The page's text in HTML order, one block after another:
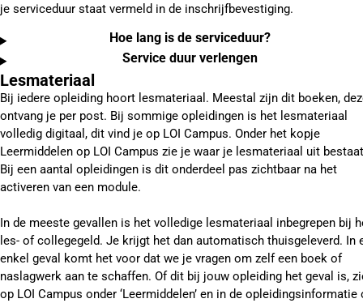
je serviceduur staat vermeld in de inschrijfbevestiging.
Hoe lang is de serviceduur?
Service duur verlengen
Lesmateriaal
Bij iedere opleiding hoort lesmateriaal. Meestal zijn dit boeken,
ontvang je per post. Bij sommige opleidingen is het lesmateriaal
volledig digitaal, dit vind je op LOI Campus. Onder het kopje
Leermiddelen op LOI Campus zie je waar je lesmateriaal uit
Bij een aantal opleidingen is dit onderdeel pas zichtbaar na het
activeren van een module.
In de meeste gevallen is het volledige lesmateriaal inbegrepen bij
les- of collegegeld. Je krijgt het dan automatisch thuisgeleverd. In
enkel geval komt het voor dat we je vragen om zelf een boek of
naslagwerk aan te schaffen. Of dit bij jouw opleiding het geval is,
op LOI Campus onder ‘Leermiddelen’ en in de opleidingsinformatie